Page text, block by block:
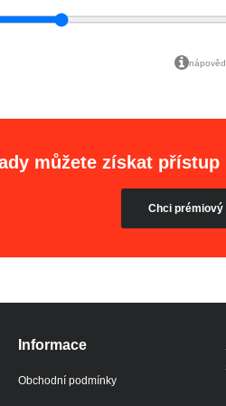
můžete získat
Chci prémiový
Informace
Obchodní podmínky